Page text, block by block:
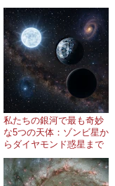
私たちの銀河で最も奇妙
な5つの天体：ゾンビ星か
らダイヤモンド惑星まで